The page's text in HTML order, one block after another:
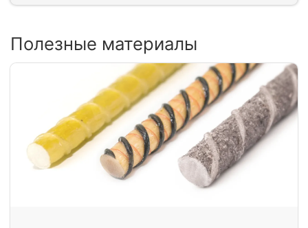
Полезные материалы